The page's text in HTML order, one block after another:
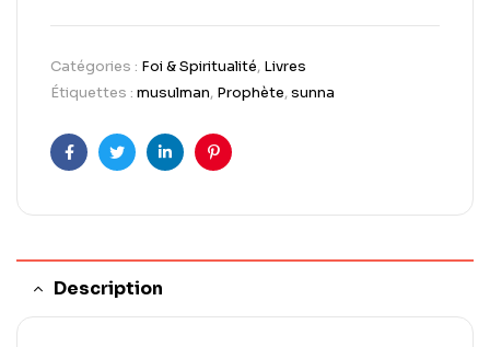
Catégories : Foi & Spiritualité, Livres
Étiquettes : musulman, Prophète,sunna
FacebookTwitterLinkedInPinterest
Description